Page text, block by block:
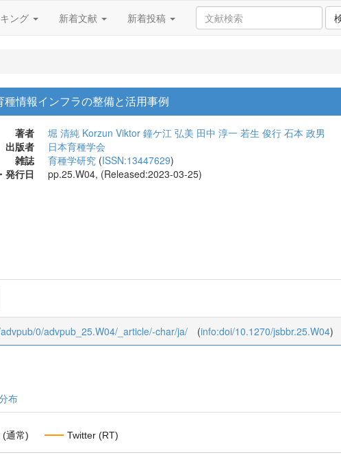
ング 新着文献 新着投稿
種情報インフラの整備と活用事例
著者 堀 清純 Korzun Viktor 鐘ケ江 弘美 田中 淳一 若生 俊行 石本 政男
出版者
日本育種学会
雑誌
育種学研究 (ISSN:13447629)
発行日
pp.25.W04, (Released:2023-03-25)
0/advpub_25.W04/_article/-char/ja/ (info:doi/10.1270/jsbbr.25.W04)
布
(通常) Twitter (RT)